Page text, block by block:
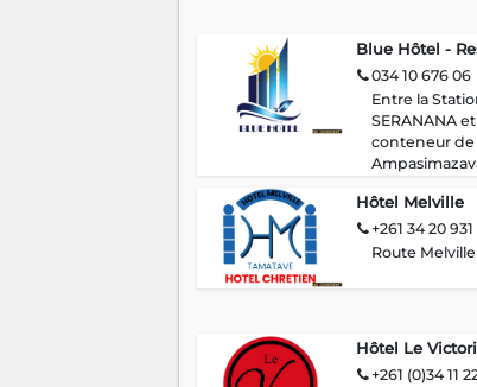
Blue Hôtel -
034 10 676 06
Entre la
SERANANA
conteneur de
Hôtel Melville
+261 34 20
Route Melville
Hôtel Le
+261 (0)34 11